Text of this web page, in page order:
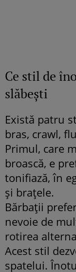
Ce stil de
slăbeşti
Există patru
bras, crawl,
Primul, care
broască, e
tonifiază, în
şi braţele.
Bărbaţii
nevoie de
rotirea
Acest stil
spatelui.